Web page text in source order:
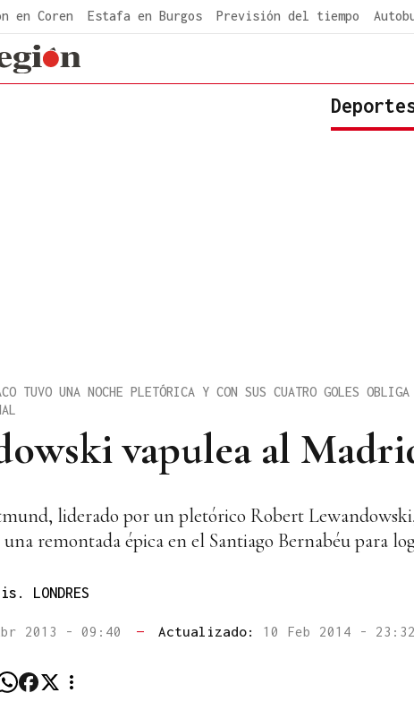
en Coren Estafa en Burgos Previsión del tiempo
vapulea al
TUVO UNA NOCHE PLETÓRICA Y CON SUS CUATRO GOLES
liderado por un pletórico Robert
remontada épica en el Santiago Bernabéu para
LONDRES
2013 - 09:40 — Actualizado: 10 Feb 2014 - 23:32